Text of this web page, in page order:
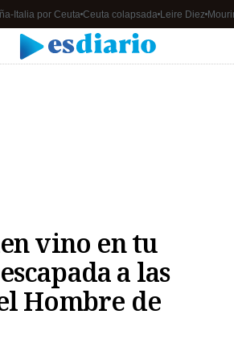
Italia por Ceuta Ceuta colapsada Leire Diez
vino en tu
a las
Hombre de